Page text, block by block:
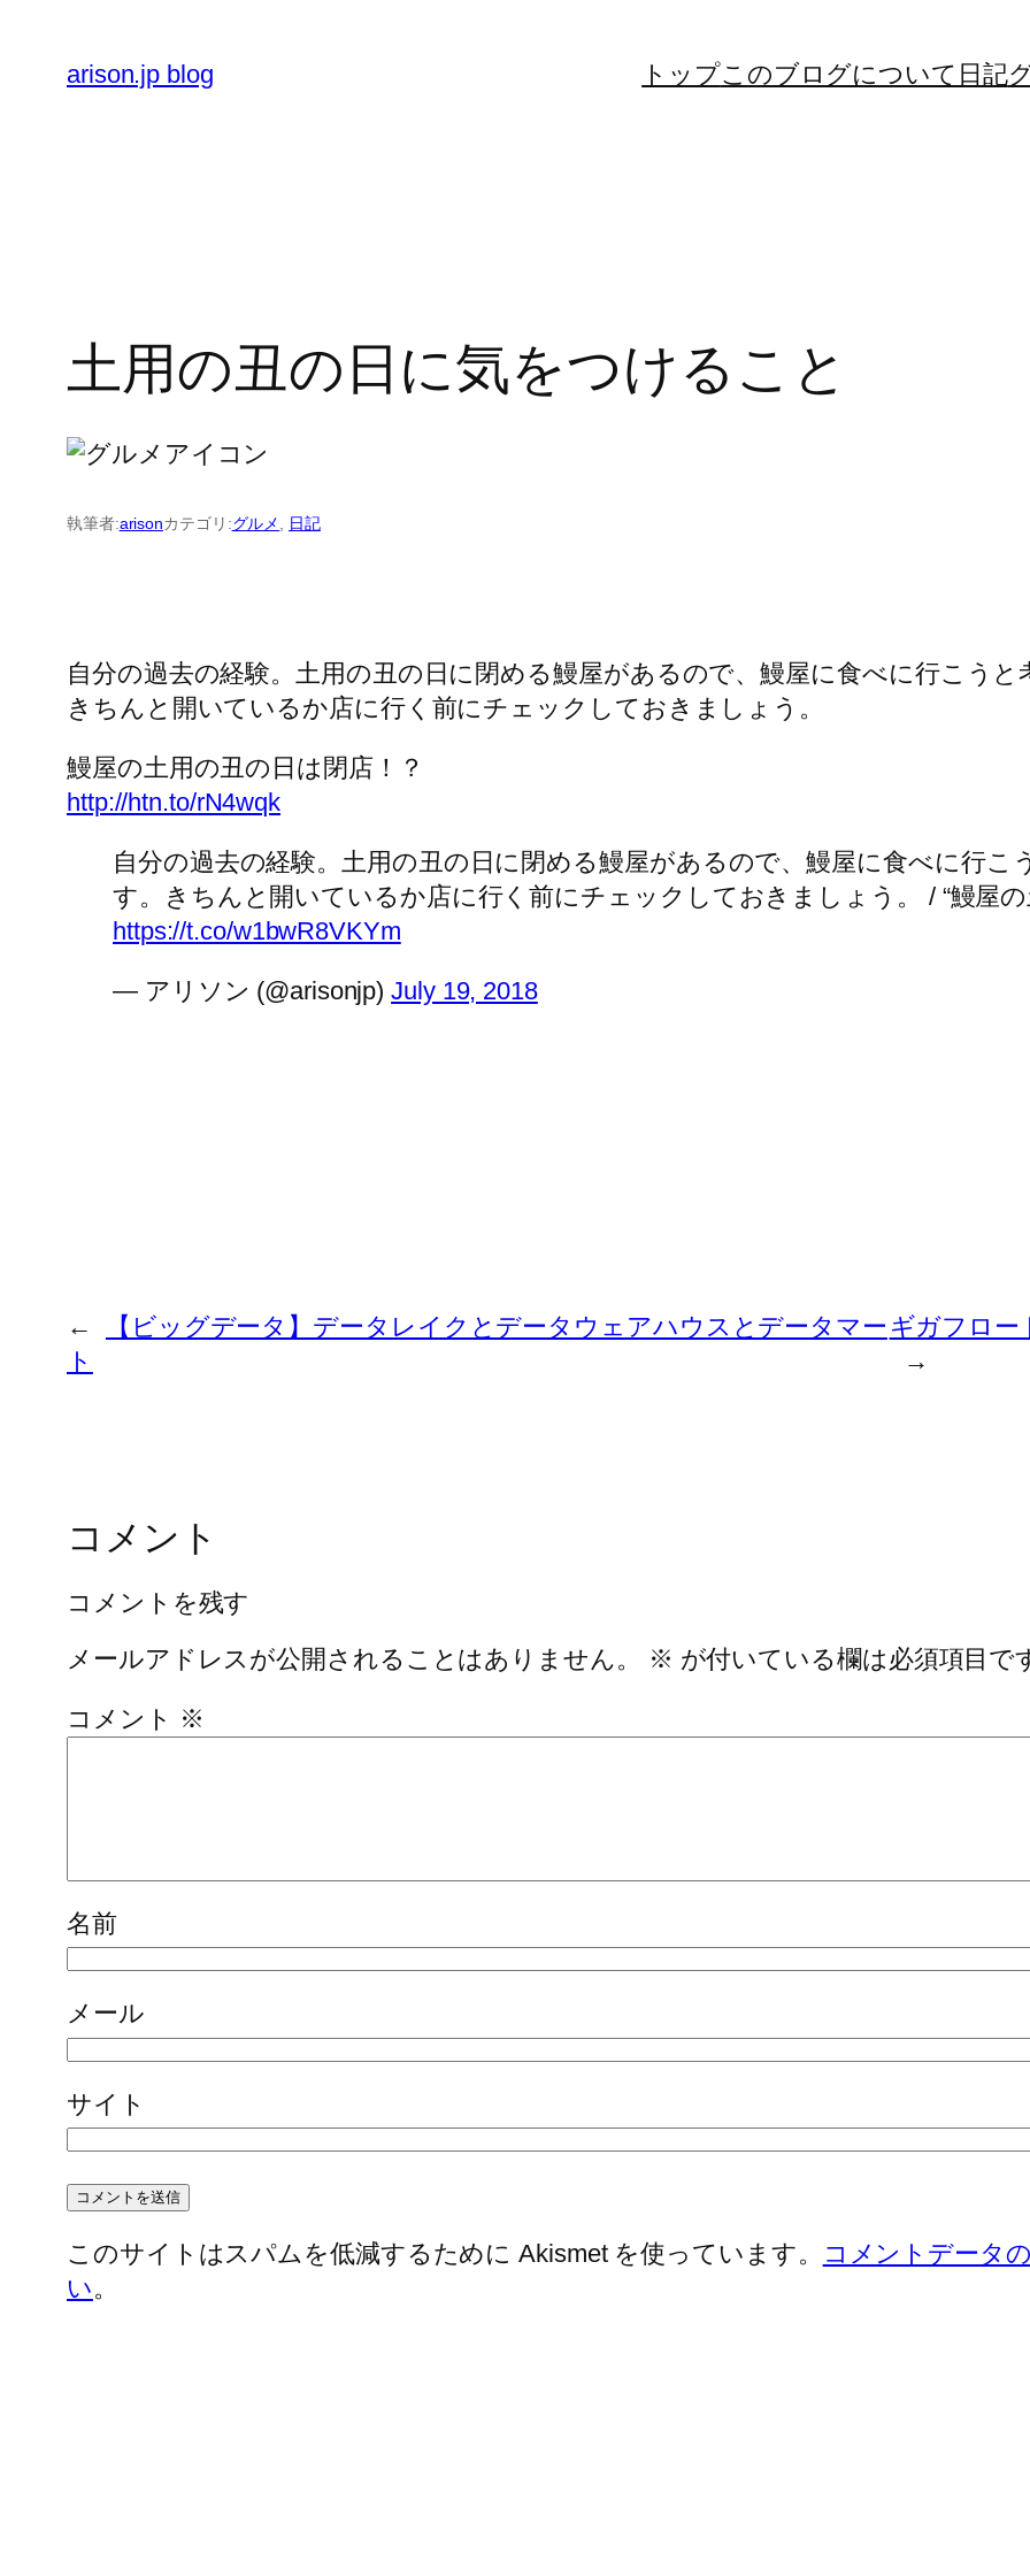
arison.jp blog トップこのブログについて 日記
土用の丑の日に気をつけること
執筆者:arisonカテゴリ:グルメ, 日記
自分の過去の経験。土用の丑の日に閉める鰻屋があるので、鰻屋に食べに行こう
きちんと開いているか店に行く前にチェックしておきましょう。
鰻屋の土用の丑の日は閉店！？
http://htn.to/rN4wqk
自分の過去の経験。土用の丑の日に閉める鰻屋があるので、鰻屋に食べに行こ
す。きちんと開いているか店に行く前にチェックしておきましょう。 / “鰻屋
https://t.co/w1bwR8VKYm
— アリソン (@arisonjp)July 19, 2018
←
【ビッグデータ】データレイクとデータウェアハウスとデータマー
ト
ギガフロー
→
コメント
コメントを残す
メールアドレスが公開されることはありません。
※ が付いている欄は必須項目で
コメント ※
名前
メール
サイト
このサイトはスパムを低減するために Akismet を使っています。
コメントデータ
い。